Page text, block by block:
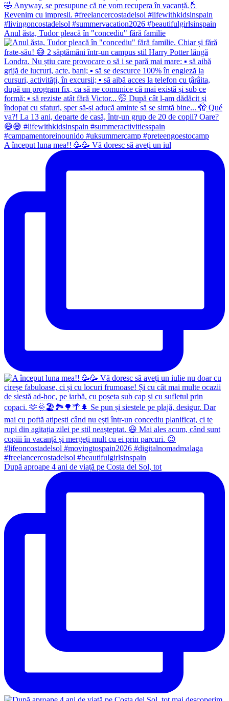
Anul ăsta, Tudor pleacă în "concediu" fără familie
A început luna mea!! 🥳🥳 Vă doresc să aveți un iul
După aproape 4 ani de viață pe Costa del Sol, tot